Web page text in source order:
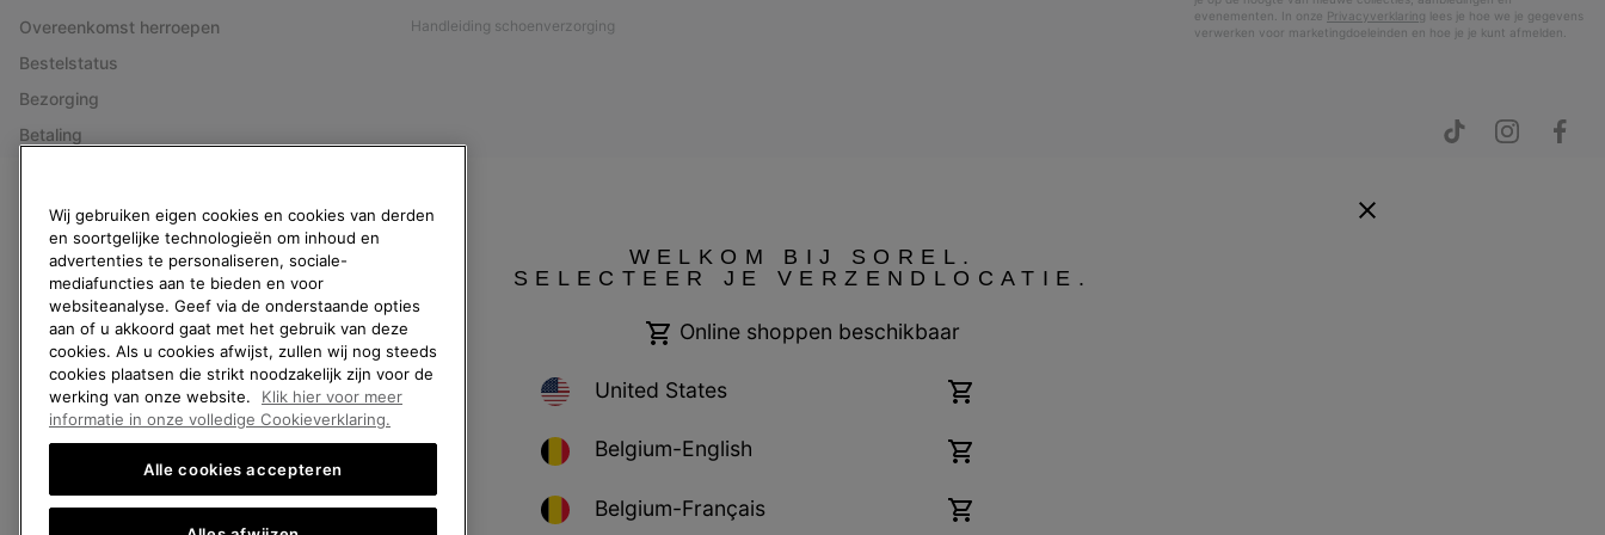
Overeenkomst herroepen
Bestelstatus
Bezorging
Betaling
Handleiding schoenverzorging
evenementen. In onze Privacyverklaring lees je hoe we je gegevens
verwerken voor marketingdoeleinden en hoe je je kunt afmelden.
België (Nederlands) | English › | français ›
2026SOREL. All rights reserved.
Privacybeleid Gebruiksvoorwaarden Verkoopvoorwaarden
WELKOM BIJ SOREL.
SELECTEER JE VERZENDLOCATIE.
Online shoppen beschikbaar
United States
Online
beschikbaar
Belgium-English
Online
beschikbaar
Belgium-Français
Online
Wij gebruiken eigen cookies en cookies van derden
en soortgelijke technologieën om inhoud en
advertenties te personaliseren, sociale-
mediafuncties aan te bieden en voor
websiteanalyse. Geef via de onderstaande opties
aan of u akkoord gaat met het gebruik van deze
cookies. Als u cookies afwijst, zullen wij nog steeds
cookies plaatsen die strikt noodzakelijk zijn voor de
werking van onze website.
Klik hier voor meer
informatie in onze volledige Cookieverklaring.
Alle cookies accepteren